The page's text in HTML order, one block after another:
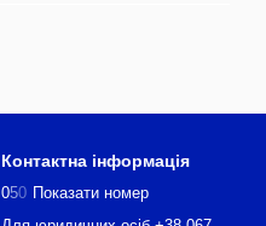
Контактна інформація
050 Показати номер